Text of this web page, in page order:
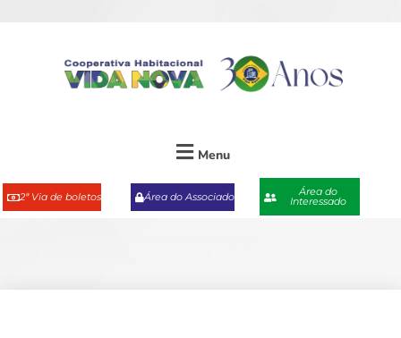
Menu
2ª Via de boletos Área do Associado Área do
Interessado